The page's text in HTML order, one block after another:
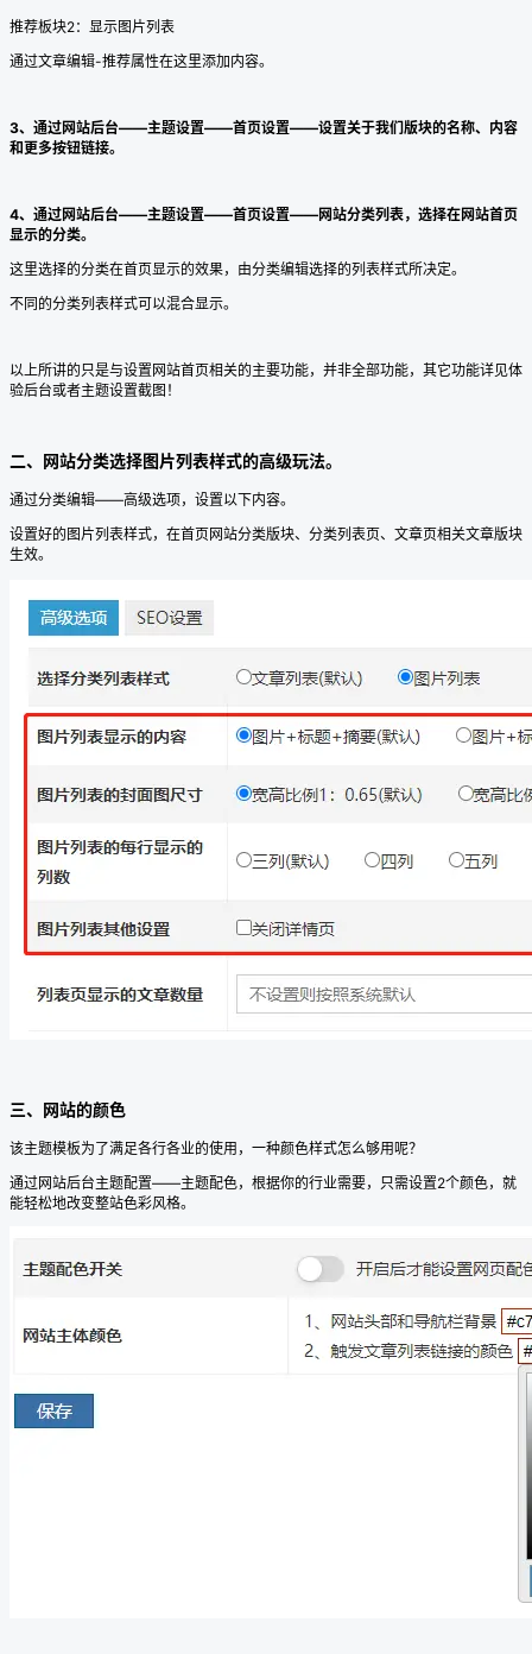
推荐板块2：显示图片列表
通过文章编辑-推荐属性在这里添加内容。
3、通过网站后台——主题设置——首页设置——设置关于我们版块的名称、内容
和更多按钮链接。
4、通过网站后台——主题设置——首页设置——网站分类列表，选择在网站首页
显示的分类。
这里选择的分类在首页显示的效果，由分类编辑选择的列表样式所决定。
不同的分类列表样式可以混合显示。
以上所讲的只是与设置网站首页相关的主要功能，并非全部功能，其它功能详见体
验后台或者主题设置截图！
二、网站分类选择图片列表样式的高级玩法。
通过分类编辑——高级选项，设置以下内容。
设置好的图片列表样式，在首页网站分类版块、分类列表页、文章页相关文章版块
生效。
三、网站的颜色
该主题模板为了满足各行各业的使用，一种颜色样式怎么够用呢？
通过网站后台主题配置——主题配色，根据你的行业需要，只需设置2个颜色，就
能轻松地改变整站色彩风格。